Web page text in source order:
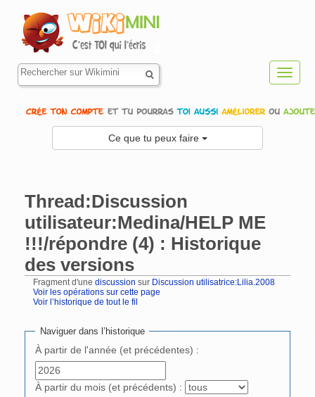
Ce que tu peux faire
Thread:Discussion
utilisateur:Medina/HELP ME
!!!/répondre (4) : Historique
des versions
Fragment d'une discussion sur Discussion utilisatrice:Lilia.2008
Voir les opérations sur cette page
Voir l’historique de tout le fil
Naviguer dans l’historique
À partir de l'année (et précédentes) :
À partir du mois (et précédents) :